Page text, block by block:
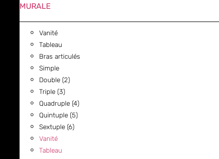
MURALE
Vanité
Tableau
Bras articulés
Simple
Double (2)
Triple (3)
Quadruple (4)
Quintuple (5)
Sextuple (6)
Vanité
Tableau